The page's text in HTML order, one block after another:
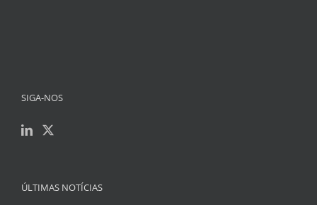
SIGA-NOS
ÚLTIMAS NOTÍCIAS